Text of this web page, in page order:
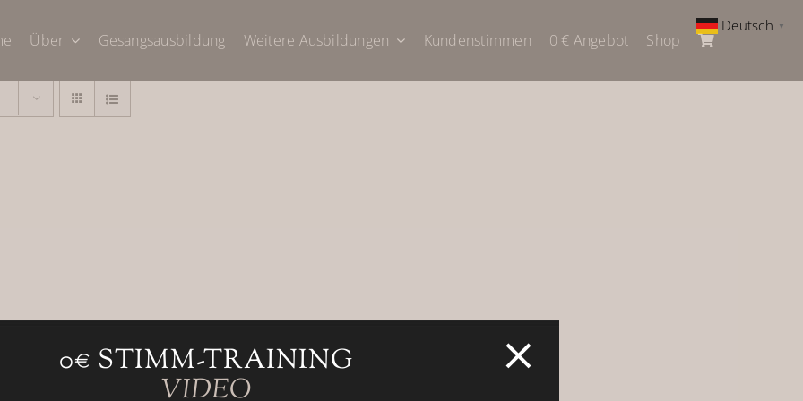
Über Gesangsausbildung Weitere Ausbildungen Kundenstimmen 0 € Angebot Shop
0€ STIMM-TRAINING
VIDEO
Deutsch ▼